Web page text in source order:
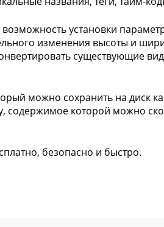
установки
изменения высоты и
существующие
можно сохранить на диск
содержимое которой можно
безопасно и быстро.